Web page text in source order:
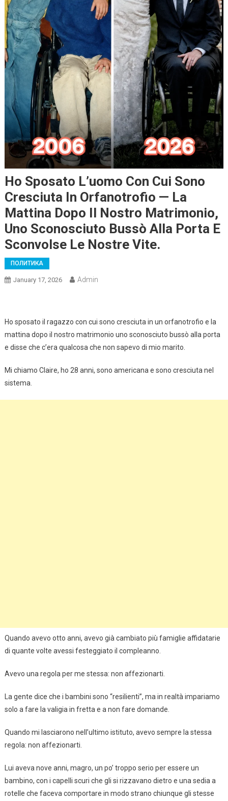
Ho Sposato L’uomo Con Cui Sono
Cresciuta In Orfanotrofio — La
Mattina Dopo Il Nostro Matrimonio,
Uno Sconosciuto Bussò Alla Porta E
Sconvolse Le Nostre Vite.
ПОЛИТИКА
January 17, 2026 Admin
Ho sposato il ragazzo con cui sono cresciuta in un orfanotrofio e la
mattina dopo il nostro matrimonio uno sconosciuto bussò alla porta
e disse che c’era qualcosa che non sapevo di mio marito.
Mi chiamo Claire, ho 28 anni, sono americana e sono cresciuta nel
sistema.
Quando avevo otto anni, avevo già cambiato più famiglie affidatarie
di quante volte avessi festeggiato il compleanno.
Avevo una regola per me stessa: non affezionarti.
La gente dice che i bambini sono “resilienti”, ma in realtà impariamo
solo a fare la valigia in fretta e a non fare domande.
Quando mi lasciarono nell’ultimo istituto, avevo sempre la stessa
regola: non affezionarti.
Lui aveva nove anni, magro, un po’ troppo serio per essere un
bambino, con i capelli scuri che gli si rizzavano dietro e una sedia a
rotelle che faceva comportare in modo strano chiunque gli stesse